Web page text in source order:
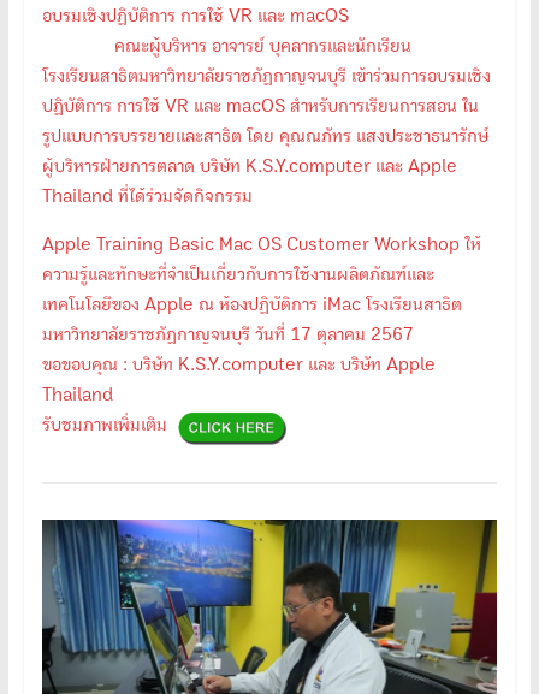
อบรมเชิงปฏิบัติการ การใช้ VR และ macOS
คณะผู้บริหาร อาจารย์ บุคลากรและนักเรียน
โรงเรียนสาธิตมหาวิทยาลัยราชภัฏกาญจนบุรี เข้าร่วมการอบรมเชิง
ปฏิบัติการ การใช้ VR และ macOS สำหรับการเรียนการสอน ใน
รูปแบบการบรรยายและสาธิต โดย คุณณภัทร แสงประชาธนารักษ์
ผู้บริหารฝ่ายการตลาด บริษัท K.S.Y.computer และ Apple
Thailand ที่ได้ร่วมจัดกิจกรรม
Apple Training Basic Mac OS Customer Workshop ให้
ความรู้และทักษะที่จำเป็นเกี่ยวกับการใช้งานผลิตภัณฑ์และ
เทคโนโลยีของ Apple ณ ห้องปฏิบัติการ iMac โรงเรียนสาธิต
มหาวิทยาลัยราชภัฏกาญจนบุรี วันที่ 17 ตุลาคม 2567
ขอขอบคุณ : บริษัท K.S.Y.computer และ บริษัท Apple
Thailand
รับชมภาพเพิ่มเติม